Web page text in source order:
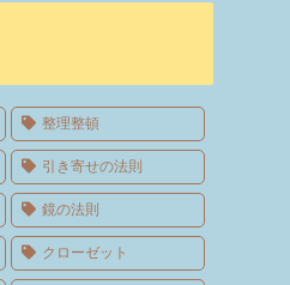
整理整頓
引き寄せの法則
鏡の法則
クローゼット